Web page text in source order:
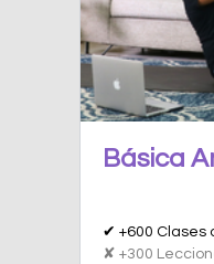
Básica
✔ +600 Clases
✘ +300